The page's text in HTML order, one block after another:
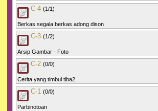
C-4 (1/1)
Berkas segala berkas adong dison
C-3 (1/2)
Arsip Gambar - Foto
C-2 (0/0)
Cerita yang timbul tiba2
C-1 (0/0)
Parbinotoan